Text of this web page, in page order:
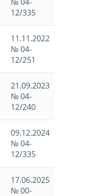
12/335
11.11.2022
№ 04-
12/251
21.09.2023
№ 04-
12/240
09.12.2024
№ 04-
12/335
17.06.2025
№ 00-